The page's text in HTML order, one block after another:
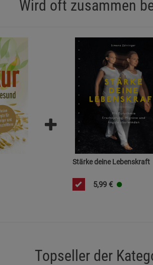
Wird oft zusammen
Stärke deine Lebenskraft
5,99 €
Topseller der
Statistik Cookies (2)
Cookie-Informationen
Marketing Cookies (3)
Beschreibung Marketing Cookies
Cookie-Informationenanzeigen